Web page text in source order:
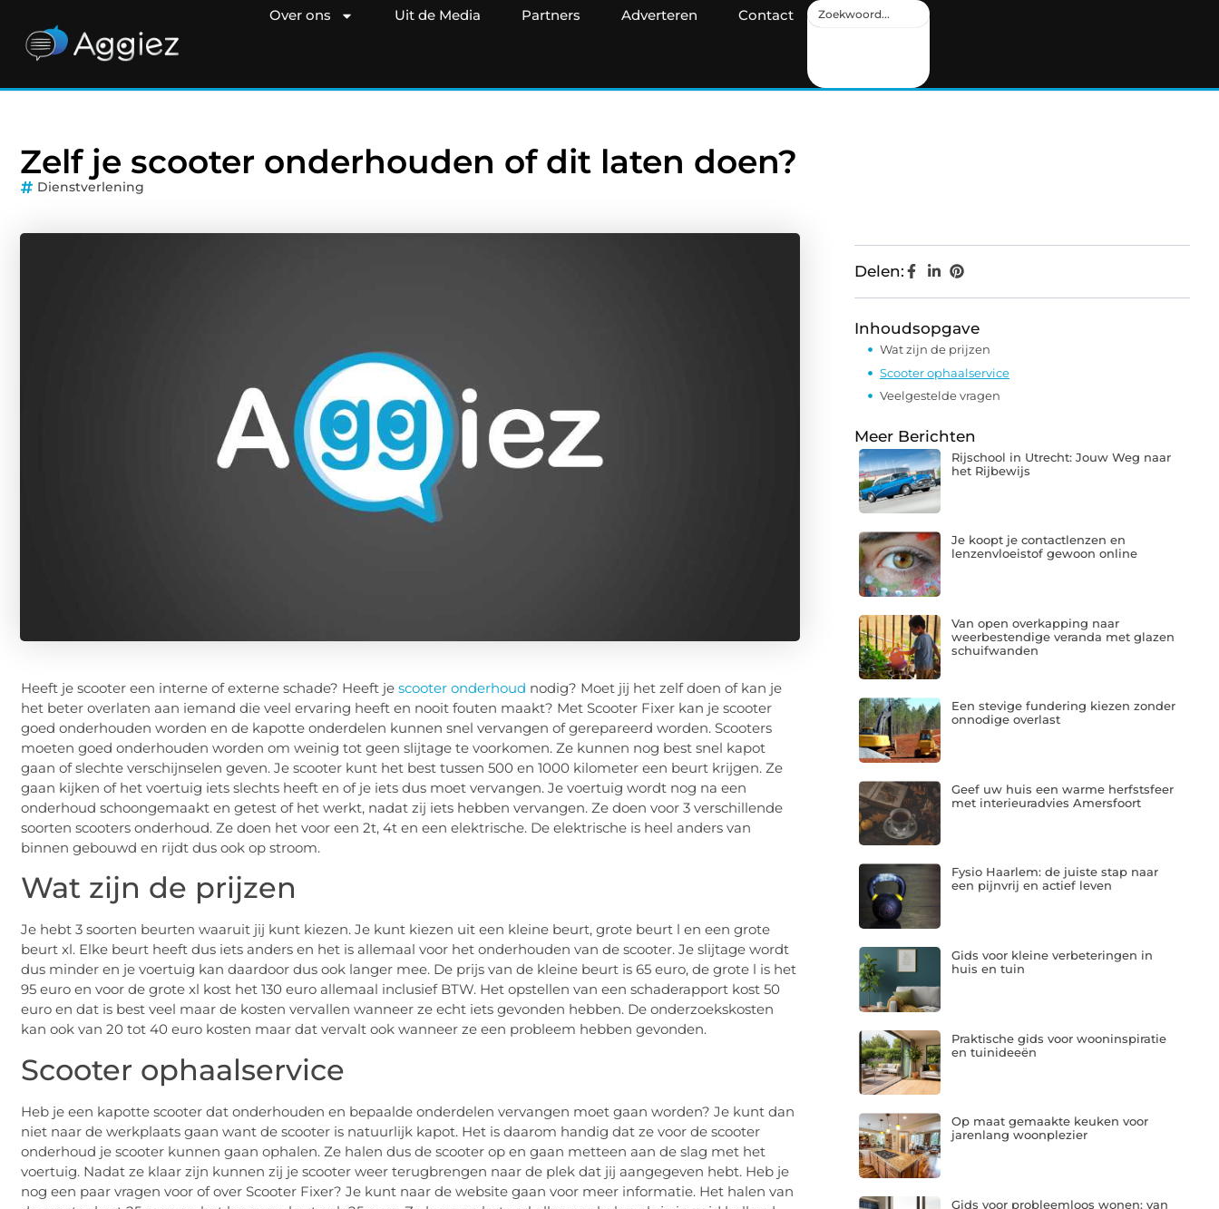
Over ons Uit de Media Partners Adverteren Contact
Zelf je scooter onderhouden of dit laten doen?
Dienstverlening
Heeft je scooter een interne of externe schade? Heeft je scooter onderhoud nodig? Moet jij het zelf doen of kan je
het beter overlaten aan iemand die veel ervaring heeft en nooit fouten maakt? Met Scooter Fixer kan je scooter
goed onderhouden worden en de kapotte onderdelen kunnen snel vervangen of gerepareerd worden. Scooters
moeten goed onderhouden worden om weinig tot geen slijtage te voorkomen. Ze kunnen nog best snel kapot
gaan of slechte verschijnselen geven. Je scooter kunt het best tussen 500 en 1000 kilometer een beurt krijgen. Ze
gaan kijken of het voertuig iets slechts heeft en of je iets dus moet vervangen. Je voertuig wordt nog na een
onderhoud schoongemaakt en getest of het werkt, nadat zij iets hebben vervangen. Ze doen voor 3 verschillende
soorten scooters onderhoud. Ze doen het voor een 2t, 4t en een elektrische. De elektrische is heel anders van
binnen gebouwd en rijdt dus ook op stroom.
Wat zijn de prijzen
Je hebt 3 soorten beurten waaruit jij kunt kiezen. Je kunt kiezen uit een kleine beurt, grote beurt l en een grote
beurt xl. Elke beurt heeft dus iets anders en het is allemaal voor het onderhouden van de scooter. Je slijtage wordt
dus minder en je voertuig kan daardoor dus ook langer mee. De prijs van de kleine beurt is 65 euro, de grote l is het
95 euro en voor de grote xl kost het 130 euro allemaal inclusief BTW. Het opstellen van een schaderapport kost 50
euro en dat is best veel maar de kosten vervallen wanneer ze echt iets gevonden hebben. De onderzoekskosten
kan ook van 20 tot 40 euro kosten maar dat vervalt ook wanneer ze een probleem hebben gevonden.
Scooter ophaalservice
Heb je een kapotte scooter dat onderhouden en bepaalde onderdelen vervangen moet gaan worden? Je kunt dan
niet naar de werkplaats gaan want de scooter is natuurlijk kapot. Het is daarom handig dat ze voor de scooter
onderhoud je scooter kunnen gaan ophalen. Ze halen dus de scooter op en gaan metteen aan de slag met het
voertuig. Nadat ze klaar zijn kunnen zij je scooter weer terugbrengen naar de plek dat jij aangegeven hebt. Heb je
nog een paar vragen voor of over Scooter Fixer? Je kunt naar de website gaan voor meer informatie. Het halen van
Delen:
Inhoudsopgave
Wat zijn de prijzen
Scooter ophaalservice
Veelgestelde vragen
Meer Berichten
Rijschool in Utrecht: Jouw Weg naar
het Rijbewijs
Je koopt je contactlenzen en
lenzenvloeistof gewoon online
Van open overkapping naar
weerbestendige veranda met glazen
schuifwanden
Een stevige fundering kiezen zonder
onnodige overlast
Geef uw huis een warme herfstsfeer
met interieuradvies Amersfoort
Fysio Haarlem: de juiste stap naar
een pijnvrij en actief leven
Gids voor kleine verbeteringen in
huis en tuin
Praktische gids voor wooninspiratie
en tuinideeën
Op maat gemaakte keuken voor
jarenlang woonplezier
Gids voor probleemloos wonen: van